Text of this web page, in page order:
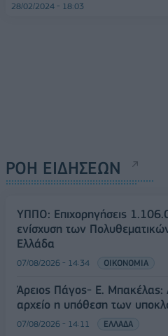
28/02/2024 - 18:03
ΡΟΗ ΕΙΔΗΣΕΩΝ
ΥΠΠΟ: Επιχορηγήσεις
ενίσχυση των
Ελλάδα
07/08/2026 - 14:34 ΟΙΚΟΝΟΜΙΑ
Άρειος Πάγος- Ε. Μπακέλας:
αρχείο η υπόθεση των
07/08/2026 - 14:11 ΕΛΛΑΔΑ